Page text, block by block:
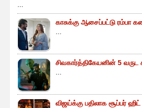
...
காசுக்கு ஆசைப்பட்டு ரம்பா
...
சிவகார்த்திகேயனின் 5 வருட
...
விஜய்க்கு பதிலாக சூப்பர்